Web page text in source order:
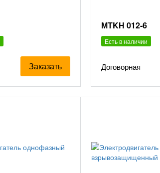
Заказать
МТKН 012-6
Есть в наличии
Договорная